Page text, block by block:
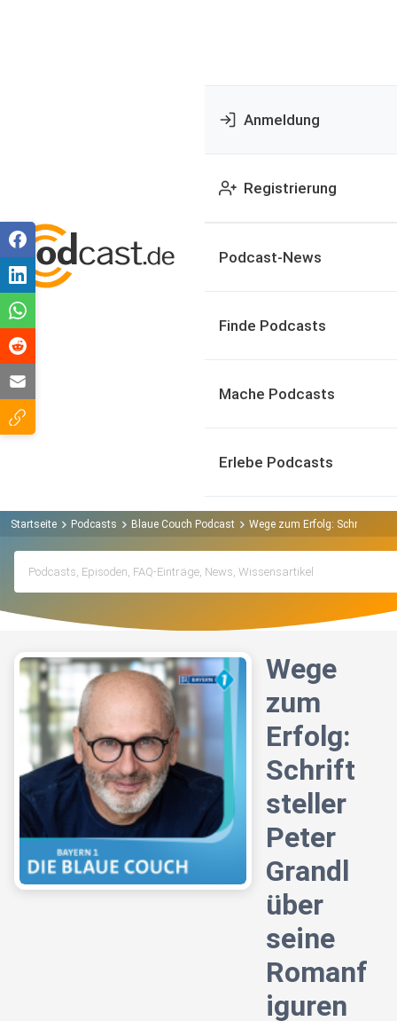
Anmeldung
Registrierung
Podcast-News
Finde Podcasts
Mache Podcasts
Erlebe Podcasts
Startseite Podcasts Blaue Couch Podcast Wege zum Erfolg:
Wege
zum
Erfolg:
Schrift
steller
Peter
Grandl
über
seine
Romanf
iguren